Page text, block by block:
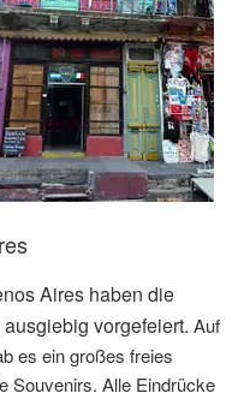
Aires haben die
vorgefeiert. Auf
es ein großes freies
Souvenirs. Alle Eindrücke